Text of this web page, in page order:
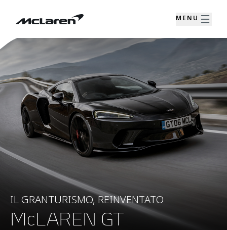
MENU
IL GRANTURISMO, REINVENTATO
McLAREN GT